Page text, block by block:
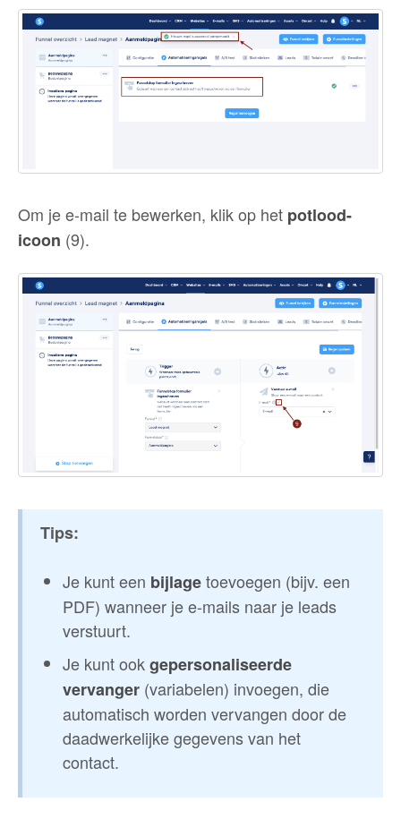
Om je e-mail te bewerken, klik op het potlood-
icoon (9).
Tips:
Je kunt een bijlagetoevoegen (bijv. een
PDF) wanneer je e-mails naar je leads
verstuurt.
Je kunt ookgepersonaliseerde
vervanger (variabelen) invoegen, die
automatisch worden vervangen door de
daadwerkelijke gegevens van het
contact.